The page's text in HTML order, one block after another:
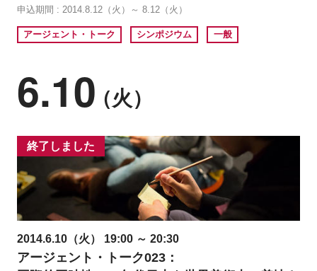
申込期間 : 2014.8.12（火）～ 8.12（火）
アージェント・トーク シンポジウム 一般
6.10（火）
終了しました
2014.6.10（火） 19:00 ～ 20:30
アージェント・トーク023：